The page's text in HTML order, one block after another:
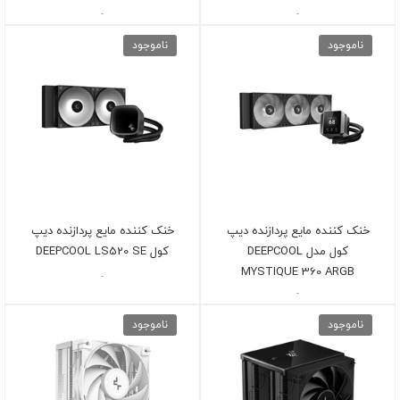
-
-
ناموجود
خنک کننده مایع پردازنده دیپ
کول مدل DEEPCOOL
MYSTIQUE 360 ARGB
-
ناموجود
خنک کننده مایع پردازنده دیپ
کول DEEPCOOL LS520 SE
-
ناموجود ناموجود